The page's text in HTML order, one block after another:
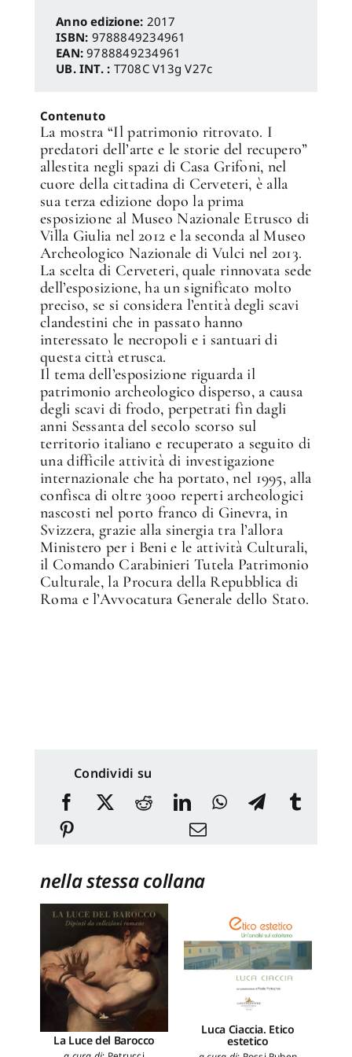
Anno edizione: 2017
ISBN: 9788849234961
EAN:9788849234961
UB. INT. : T708C V13g V27c
Contenuto
La mostra “Il patrimonio ritrovato. I
predatori dell’arte e le storie del recupero”
allestita negli spazi di Casa Grifoni, nel
cuore della cittadina di Cerveteri, è alla
sua terza edizione dopo la prima
esposizione al Museo Nazionale Etrusco di
Villa Giulia nel 2012 e la seconda al Museo
Archeologico Nazionale di Vulci nel 2013.
La scelta di Cerveteri, quale rinnovata sede
dell’esposizione, ha un significato molto
preciso, se si considera l’entità degli scavi
clandestini che in passato hanno
interessato le necropoli e i santuari di
questa città etrusca.
Il tema dell’esposizione riguarda il
patrimonio archeologico disperso, a causa
degli scavi di frodo, perpetrati fin dagli
anni Sessanta del secolo scorso sul
territorio italiano e recuperato a seguito di
una difficile attività di investigazione
internazionale che ha portato, nel 1995, alla
confisca di oltre 3000 reperti archeologici
nascosti nel porto franco di Ginevra, in
Svizzera, grazie alla sinergia tra l’allora
Ministero per i Beni e le attività Culturali,
il Comando Carabinieri Tutela Patrimonio
Culturale, la Procura della Repubblica di
Roma e l’Avvocatura Generale dello Stato.
Condividi su
nella stessa collana
La Luce del Barocco
Luca Ciaccia. Etico
estetico